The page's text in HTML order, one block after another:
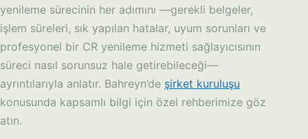
yenileme sürecinin her adımını —gerekli belgeler,
işlem süreleri, sık yapılan hatalar, uyum sorunları ve
profesyonel bir CR yenileme hizmeti sağlayıcısının
süreci nasıl sorunsuz hale getirebileceği—
ayrıntılarıyla anlatır. Bahreyn’de şirket kuruluşu
konusunda kapsamlı bilgi için özel rehberimize göz
atın.